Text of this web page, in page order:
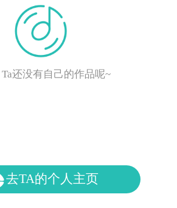
还没有自己的作品呢~
去TA的个人主页